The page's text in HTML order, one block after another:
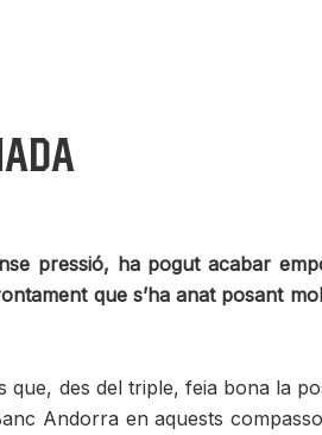
pressió, ha pogut acabar
que s’ha anat posant
des del triple, feia bona la
Andorra en aquests